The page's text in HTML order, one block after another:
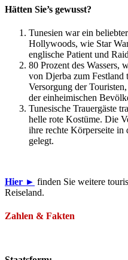
Hätten Sie’s gewusst?
Tunesien war ein
Hollywoods, wie Star
englische Patient und
80 Prozent des Wassers,
von Djerba zum Festland
Versorgung der
der einheimischen
Tunesische Trauergäste
helle rote Kostüme. Die
ihre rechte Körperseite in
gelegt.
Hier ► finden Sie weitere
Reiseland.
Zahlen & Fakten